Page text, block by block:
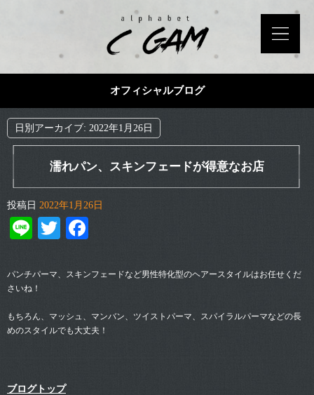
オフィシャルブログ
日別アーカイブ: 2022年1月26日
濡れパン、スキンフェードが得意なお店
投稿日 2022年1月26日
LineTwitter
パンチパーマ、スキンフェードなど男性特化型のヘアースタイルはお任せくだ
さいね！
もちろん、マッシュ、マンバン、ツイストパーマ、スパイラルパーマなどの長
めのスタイルでも大丈夫！
ブログトップ